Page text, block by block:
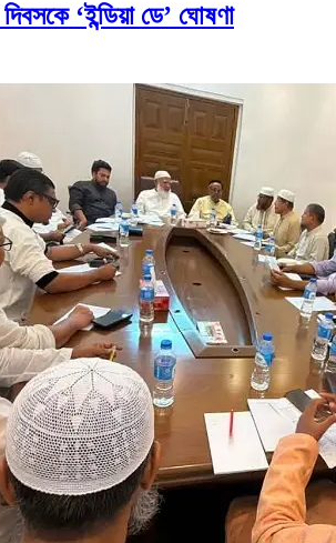
‘ইন্ডিয়া ডে’ ঘোষণা